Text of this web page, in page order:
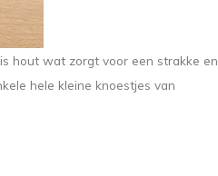
hout wat zorgt voor een strakke en
hele kleine knoestjes van